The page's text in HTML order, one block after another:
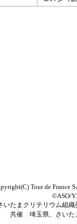
Tour de France
©ASO/
たまクリテリウム組織
共催 埼玉県、さいた